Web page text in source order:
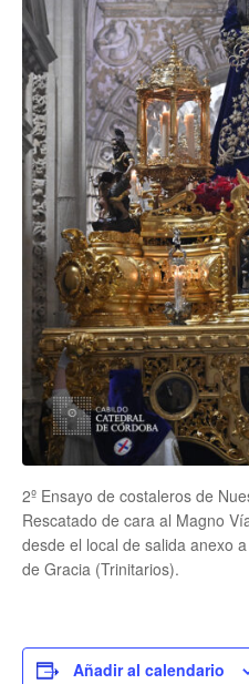
2º Ensayo de costaleros de
Rescatado de cara al Magno
desde el local de salida anexo
de Gracia (Trinitarios).
Añadir al calendario